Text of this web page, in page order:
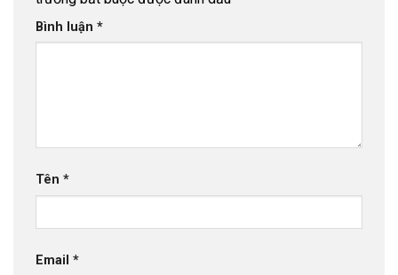
Bình luận *
Tên *
Email *